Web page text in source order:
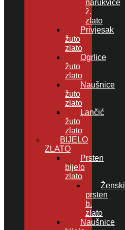
narukvice
ž.
zlato
Privjesak
žuto
zlato
Ogrlice
žuto
zlato
Naušnice
žuto
zlato
Lančić
žuto
zlato
BIJELO
ZLATO
Prsten
bijelo
zlato
Ženski
prsten
b.
zlato
Naušnice